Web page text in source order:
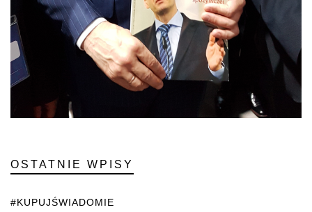
OSTATNIE WPISY
#KUPUJŚWIADOMIE